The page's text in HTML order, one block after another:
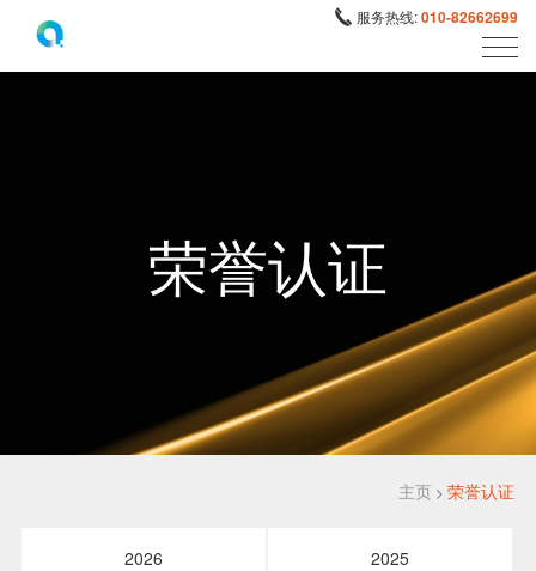
服务热线:010-82662699
荣誉认证
主页 >荣誉认证
2026 2025